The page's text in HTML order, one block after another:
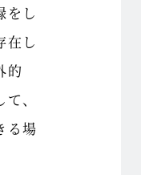
をし
在し
的
、
る場